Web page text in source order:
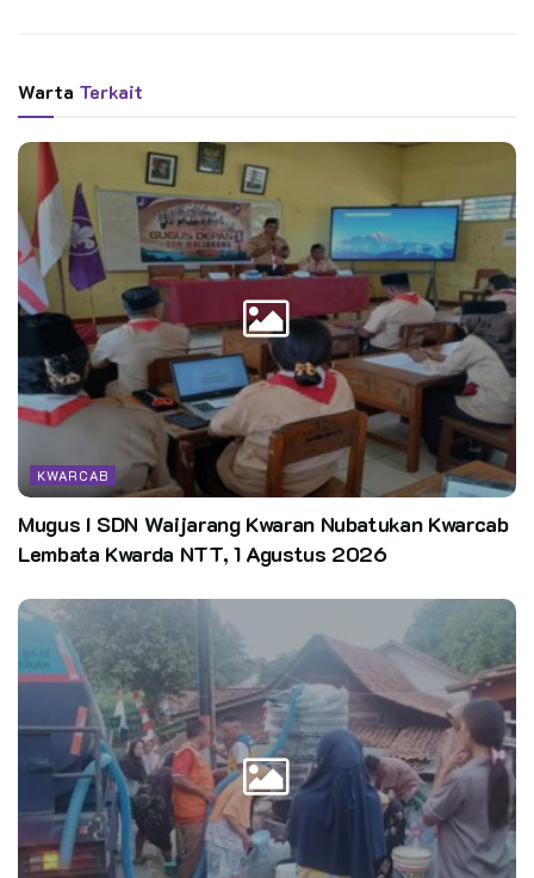
Warta Terkait
KWARCAB
Mugus I SDN Waijarang Kwaran Nubatukan Kwarcab
Lembata Kwarda NTT, 1 Agustus 2026